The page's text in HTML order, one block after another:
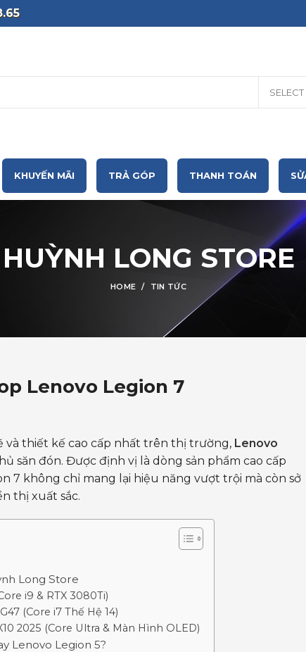
KHUYẾN MÃI TRẢ GÓP THANH TOÁN
HUỲNH LONG STORE
HOME TIN TỨC
Lenovo Legion 7
và thiết kế cao cấp nhất trên thị trường, Lenovo
săn đón. Được định vị là dòng sản phẩm cao cấp
7 không chỉ mang lại hiệu năng vượt trội mà còn sở
thị xuất sắc.
Long Store
i9 & RTX 3080Ti)
(Core i7 Thế Hệ 14)
2025 (Core Ultra & Màn Hình OLED)
Lenovo Legion 5?